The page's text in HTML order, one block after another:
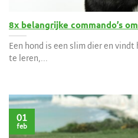
8x belangrijke commando’s
Een hond is een slim dier en
te leren,...
01
feb